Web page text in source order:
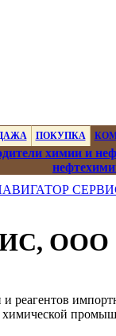
ПОКУПКА
химии и
ООО
реагентов
химической